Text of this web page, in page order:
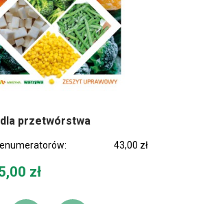
przetwórstwa
43,00 zł
zł